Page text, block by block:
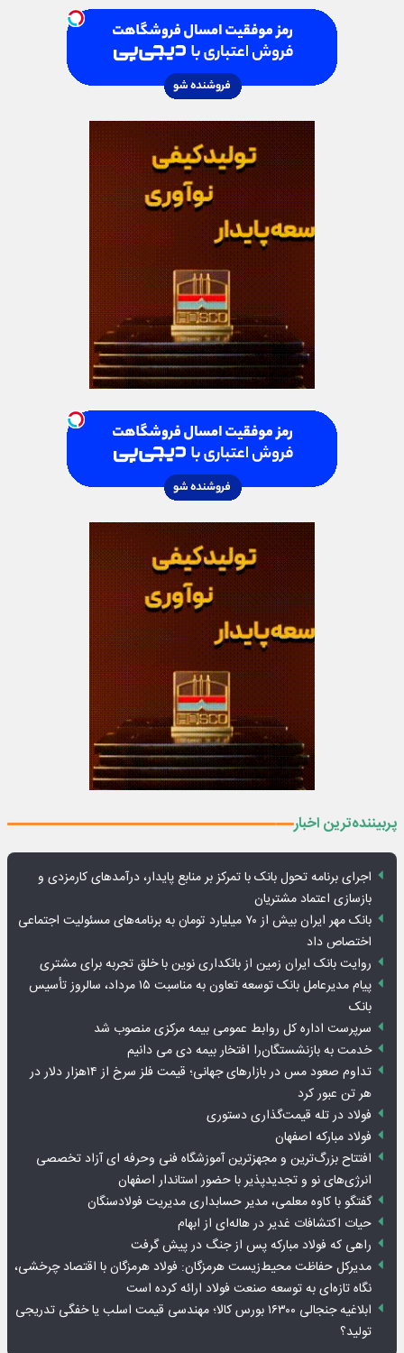
پربیننده‌ترین اخبار
اجرای برنامه تحول بانک با تمرکز بر منابع پایدار، درآمدهای کارمزدی و
بازسازی اعتماد مشتریان
بانک مهر ایران بیش از ۷۰ میلیارد تومان به برنامه‌های مسئولیت اجتماعی
اختصاص داد
روایت بانک ایران زمین از بانکداری نوین با خلق تجربه برای مشتری
پیام مدیرعامل بانک توسعه تعاون به مناسبت ۱۵ مرداد، سالروز تأسیس
بانک
سرپرست اداره کل روابط عمومی بیمه مرکزی منصوب شد
خدمت به بازنشستگان‌را افتخار بیمه دی می دانیم
تداوم صعود مس در بازارهای جهانی؛ قیمت فلز سرخ از ۱۴هزار دلار در
هر تن عبور کرد
فولاد در تله قیمت‌گذاری دستوری
فولاد مبارکه اصفهان
افتتاح بزرگ‌ترین و مجهزترین آموزشگاه فنی وحرفه ای آزاد تخصصی
انرژی‌های نو و تجدیدپذیر با حضور استاندار اصفهان
گفتگو با کاوه معلمی، مدیر حسابداری مدیریت فولادسنگان
حیات اکتشافات غدیر در هاله‌ای از ابهام
راهی که فولاد مبارکه پس از جنگ در پیش گرفت
مدیرکل حفاظت محیط‌زیست هرمزگان: فولاد هرمزگان با اقتصاد چرخشی،
نگاه تازه‌ای به توسعه صنعت فولاد ارائه کرده است
ابلاغیه جنجالی ۱۶۳۰۰ بورس کالا؛ مهندسی قیمت اسلب یا خفگی تدریجی
تولید؟